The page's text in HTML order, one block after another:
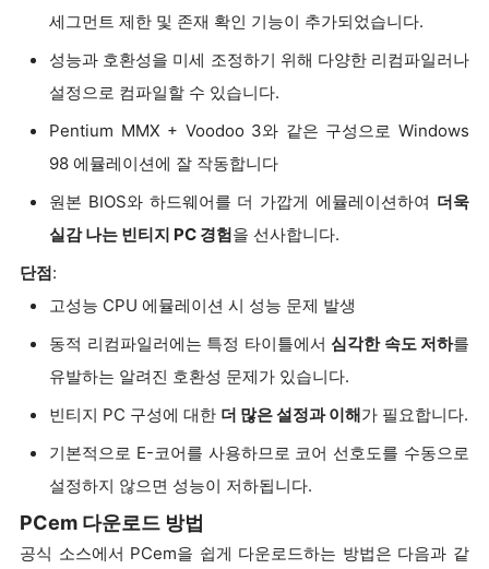
세그먼트 제한 및 존재 확인 기능이 추가되었습니다.
성능과 호환성을 미세 조정하기 위해 다양한 리컴파일러나
설정으로 컴파일할 수 있습니다.
Pentium MMX + Voodoo 3와 같은 구성으로 Windows
98 에뮬레이션에 잘 작동합니다
원본 BIOS와 하드웨어를 더 가깝게 에뮬레이션하여 더욱
실감 나는 빈티지 PC 경험을 선사합니다.
단점:
고성능 CPU 에뮬레이션 시 성능 문제 발생
동적 리컴파일러에는 특정 타이틀에서 심각한 속도 저하를
유발하는 알려진 호환성 문제가 있습니다.
빈티지 PC 구성에 대한 더 많은 설정과 이해가 필요합니다.
기본적으로 E-코어를 사용하므로 코어 선호도를 수동으로
설정하지 않으면 성능이 저하됩니다.
PCem 다운로드 방법
공식 소스에서 PCem을 쉽게 다운로드하는 방법은 다음과 같